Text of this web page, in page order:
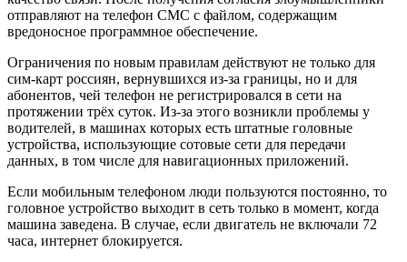
отправляют на телефон СМС с файлом, содержащим
вредоносное программное обеспечение.
Ограничения по новым правилам действуют не только для
сим-карт россиян, вернувшихся из-за границы, но и для
абонентов, чей телефон не регистрировался в сети на
протяжении трёх суток. Из-за этого возникли проблемы у
водителей, в машинах которых есть штатные головные
устройства, использующие сотовые сети для передачи
данных, в том числе для навигационных приложений.
Если мобильным телефоном люди пользуются постоянно, то
головное устройство выходит в сеть только в момент, когда
машина заведена. В случае, если двигатель не включали 72
часа, интернет блокируется.